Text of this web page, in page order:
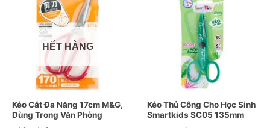
HẾT HÀNG
Kéo Cắt Đa Năng 17cm M&G,
Dùng Trong Văn Phòng
Kéo Thủ Công Cho Học Sinh
Smartkids SC05 135mm